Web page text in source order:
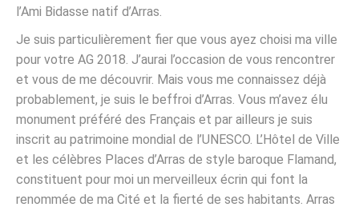
l’Ami Bidasse natif d’Arras.
Je suis particulièrement fier que vous ayez choisi ma ville
pour votre AG 2018. J’aurai l’occasion de vous rencontrer
et vous de me découvrir. Mais vous me connaissez déjà
probablement, je suis le beffroi d’Arras. Vous m’avez élu
monument préféré des Français et par ailleurs je suis
inscrit au patrimoine mondial de l’UNESCO. L’Hôtel de Ville
et les célèbres Places d’Arras de style baroque Flamand,
constituent pour moi un merveilleux écrin qui font la
renommée de ma Cité et la fierté de ses habitants. Arras